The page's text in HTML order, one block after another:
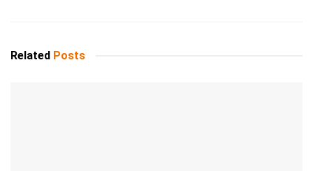
Related Posts